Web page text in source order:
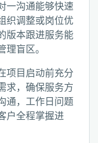
一沟通能够快速
织调整或岗位优
版本跟进服务能
理盲区。
项目启动前充分
求，确保服务方
通，工作日问题
户全程掌握进